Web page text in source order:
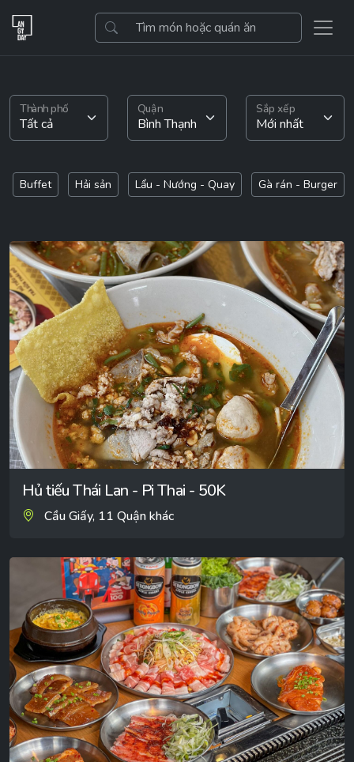
Thành phố Quận Sắp xếp
Buffet Hải sản Lẩu - Nướng - Quay Gà rán - Burger
Hủ tiếu Thái Lan - Pi Thai - 50K
Cầu Giấy, 11 Quận khác